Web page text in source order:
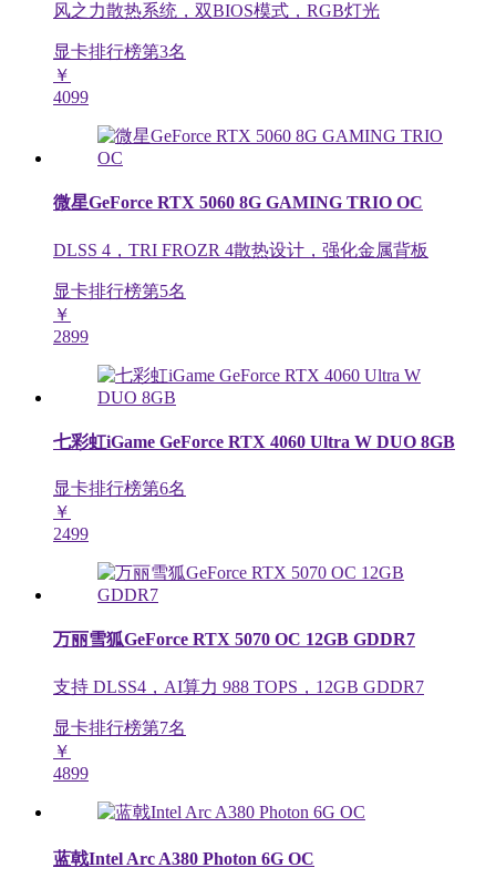
风之力散热系统，双BIOS模式，RGB灯光
显卡排行榜第3名
￥
4099
微星GeForce RTX 5060 8G GAMING TRIO OC
DLSS 4，TRI FROZR 4散热设计，强化金属背板
显卡排行榜第5名
￥
2899
七彩虹iGame GeForce RTX 4060 Ultra W DUO 8GB
显卡排行榜第6名
￥
2499
万丽雪狐GeForce RTX 5070 OC 12GB GDDR7
支持 DLSS4，AI算力 988 TOPS，12GB GDDR7
显卡排行榜第7名
￥
4899
蓝戟Intel Arc A380 Photon 6G OC